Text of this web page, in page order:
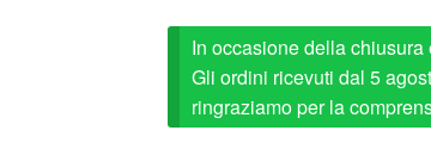
In occasione della
Gli ordini ricevuti dal 5
ringraziamo per la